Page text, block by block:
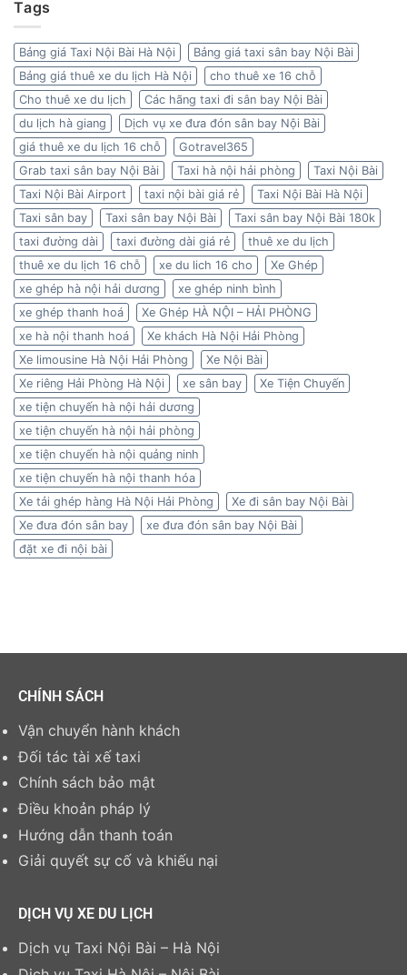
Tags
Bảng giá Taxi Nội Bài Hà Nội
Bảng giá taxi sân bay Nội Bài
Bảng giá thuê xe du lịch Hà Nội
cho thuê xe 16 chỗ
Cho thuê xe du lịch
Các hãng taxi đi sân bay Nội Bài
du lịch hà giang
Dịch vụ xe đưa đón sân bay Nội Bài
giá thuê xe du lịch 16 chỗ
Gotravel365
Grab taxi sân bay Nội Bài
Taxi hà nội hải phòng
Taxi Nội Bài
Taxi Nội Bài Airport
taxi nội bài giá rẻ
Taxi Nội Bài Hà Nội
Taxi sân bay
Taxi sân bay Nội Bài
Taxi sân bay Nội Bài 180k
taxi đường dài
taxi đường dài giá rẻ
thuê xe du lịch
thuê xe du lịch 16 chỗ
xe du lich 16 cho
Xe Ghép
xe ghép hà nội hải dương
xe ghép ninh bình
xe ghép thanh hoá
Xe Ghép HÀ NỘI – HẢI PHÒNG
xe hà nội thanh hoá
Xe khách Hà Nội Hải Phòng
Xe limousine Hà Nội Hải Phòng
Xe Nội Bài
Xe riêng Hải Phòng Hà Nội
xe sân bay
Xe Tiện Chuyến
xe tiện chuyến hà nội hải dương
xe tiện chuyến hà nội hải phòng
xe tiện chuyến hà nội quảng ninh
xe tiện chuyến hà nội thanh hóa
Xe tải ghép hàng Hà Nội Hải Phòng
Xe đi sân bay Nội Bài
Xe đưa đón sân bay
xe đưa đón sân bay Nội Bài
đặt xe đi nội bài
CHÍNH SÁCH
Vận chuyển hành khách
Đối tác tài xế taxi
Chính sách bảo mật
Điều khoản pháp lý
Hướng dẫn thanh toán
Giải quyết sự cố và khiếu nại
DỊCH VỤ XE DU LỊCH
Dịch vụ Taxi Nội Bài – Hà Nội